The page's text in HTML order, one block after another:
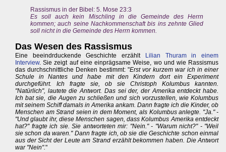
Rassismus in der Bibel: 5. Mose 23:3
Es soll auch kein Mischling in die Gemeinde des Herrn
kommen; auch seine Nachkommenschaft bis ins zehnte Glied
soll nicht in die Gemeinde des Herrn kommen.
Das Wesen des Rassismus
Eine beeindrduckende Geschichte erzählt
Lilian Thuram in einem
Interview. Sie zeigt auf eine einprägsame Weise, wo und wie Rassismus
das durchschnittliche Denken bestimmt: "Erst vor kurzem war ich in einer
Schule in Nantes und habe mit den Kindern dort ein Experiment
durchgeführt. Ich fragte sie, ob sie Christoph Kolumbus kannten.
"Natürlich", lautete die Antwort. Das sei der, der Amerika entdeckt habe.
Ich bat sie, die Augen zu schließen und sich vorzustellen, wie Kolumbus
mit seinem Schiff damals in Amerika ankam. Dann fragte ich die Kinder, ob
Menschen am Strand seien in dem Moment, als Kolumbus anlegte. "Ja." -
"Und glaubt ihr, diese Menschen sagen, dass Kolumbus Amerika entdeckt
hat?" fragte ich sie. Sie antworteten mir: "Nein." - "Warum nicht?" - "Weil
sie schon da waren." Dann fragte ich, ob sie die Geschichte schon einmal
aus der Sicht der Leute am Strand erzählt bekommen haben. Die Antwort
war "Nein"."